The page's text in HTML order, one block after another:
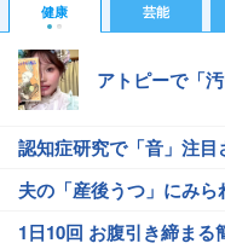
健康 芸能
アトピーで「
認知症研究で「音」注目
夫の「産後うつ」にみら
1日10回 お腹引き締まる